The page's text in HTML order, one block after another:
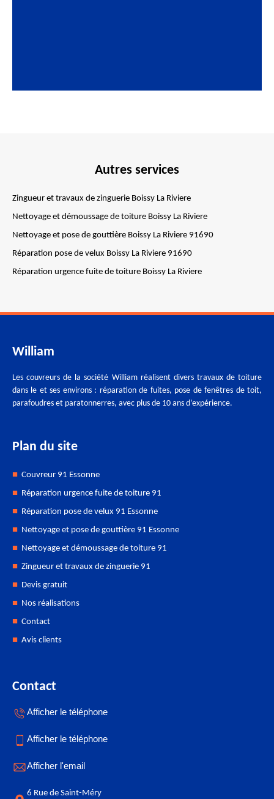
Autres services
Zingueur et travaux de zinguerie Boissy La Riviere
Nettoyage et démoussage de toiture Boissy La Riviere
Nettoyage et pose de gouttière Boissy La Riviere 91690
Réparation pose de velux Boissy La Riviere 91690
Réparation urgence fuite de toiture Boissy La Riviere
William
Les couvreurs de la société William réalisent divers travaux de toiture
dans le et ses environs : réparation de fuites, pose de fenêtres de toit,
parafoudres et paratonnerres, avec plus de 10 ans d’expérience.
Plan du site
Couvreur 91 Essonne
Réparation urgence fuite de toiture 91
Réparation pose de velux 91 Essonne
Nettoyage et pose de gouttière 91 Essonne
Nettoyage et démoussage de toiture 91
Zingueur et travaux de zinguerie 91
Devis gratuit
Nos réalisations
Contact
Avis clients
Contact
Afficher le téléphone
Afficher le téléphone
Afficher l'email
6 Rue de Saint-Méry